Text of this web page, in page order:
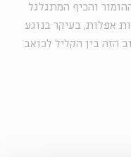
והכיף המתגלגל
אפלות, בעיקר בנוגע
הזה בין הקליל לכואב